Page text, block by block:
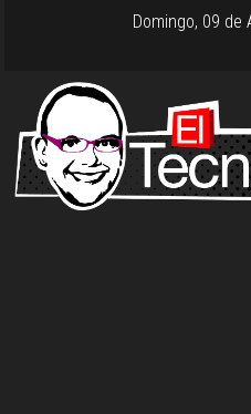
Domingo, 09 de